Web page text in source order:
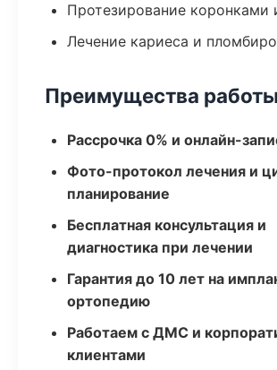
Протезирование коронками
Лечение кариеса и
Преимущества
Рассрочка 0% и онлайн-
Фото-протокол лечения и
планирование
Бесплатная консультация и
диагностика при лечении
Гарантия до 10 лет на
ортопедию
Работаем с ДМС и
клиентами